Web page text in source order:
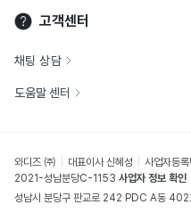
고객센터
채팅 상담
도움말 센터
와디즈 ㈜ 대표이사 신혜성 사업자등
2021-성남분당C-1153 사업자 정보 확인
성남시 분당구 판교로 242 PDC A동 402